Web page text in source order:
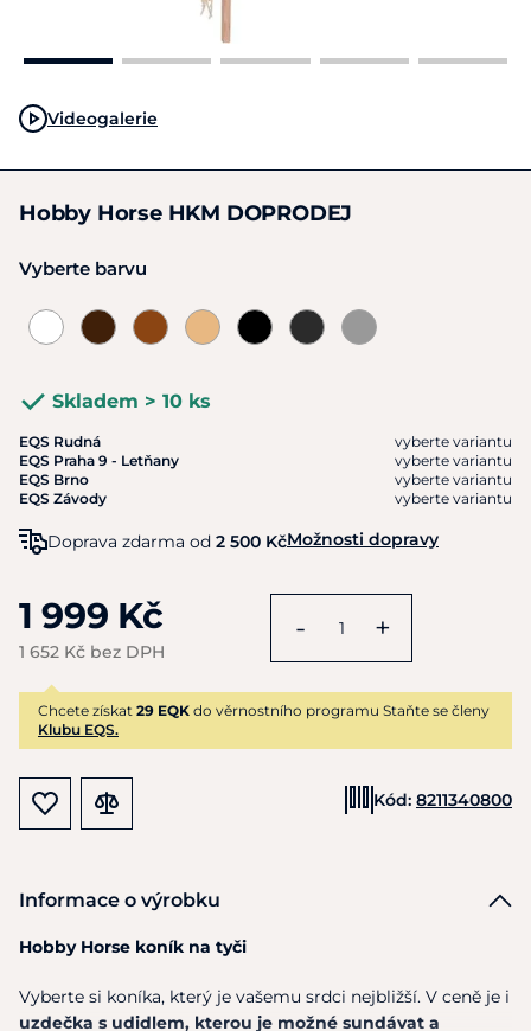
Videogalerie
Hobby Horse HKM DOPRODEJ
Vyberte barvu
Skladem > 10 ks
EQS Rudná
vyberte variantu
EQS Praha 9 - Letňany
vyberte variantu
EQS Brno
vyberte variantu
EQS Závody
vyberte variantu
Doprava zdarma od 2 500 KčMožnosti dopravy
1 999 Kč
1 652 Kč bez DPH
- +
Chcete získat 29 EQK do věrnostního programu Staňte se členy
Klubu EQS.
Kód: 8211340800
Informace o výrobku
Hobby Horse koník na tyči
Vyberte si koníka, který je vašemu srdci nejbližší. V ceně je i
uzdečka s udidlem, kterou je možné sundávat a